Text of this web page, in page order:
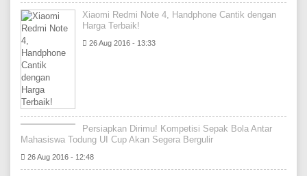
Xiaomi Redmi Note 4, Handphone Cantik dengan
Harga Terbaik!
26 Aug 2016 - 13:33
Persiapkan Dirimu! Kompetisi Sepak Bola Antar
Mahasiswa Todung UI Cup Akan Segera Bergulir
26 Aug 2016 - 12:48